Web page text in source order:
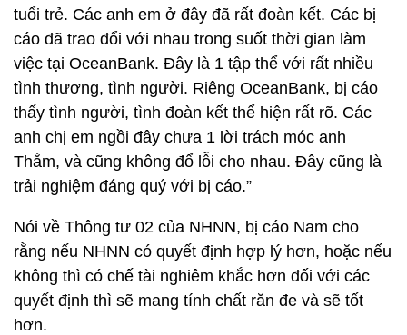
tuổi trẻ. Các anh em ở đây đã rất đoàn kết. Các bị
cáo đã trao đổi với nhau trong suốt thời gian làm
việc tại OceanBank. Đây là 1 tập thể với rất nhiều
tình thương, tình người. Riêng OceanBank, bị cáo
thấy tình người, tình đoàn kết thể hiện rất rõ. Các
anh chị em ngồi đây chưa 1 lời trách móc anh
Thắm, và cũng không đổ lỗi cho nhau. Đây cũng là
trải nghiệm đáng quý với bị cáo.”
Nói về Thông tư 02 của NHNN, bị cáo Nam cho
rằng nếu NHNN có quyết định hợp lý hơn, hoặc nếu
không thì có chế tài nghiêm khắc hơn đối với các
quyết định thì sẽ mang tính chất răn đe và sẽ tốt
hơn.